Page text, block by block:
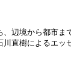
辺境から都市ま
直樹によるエッ